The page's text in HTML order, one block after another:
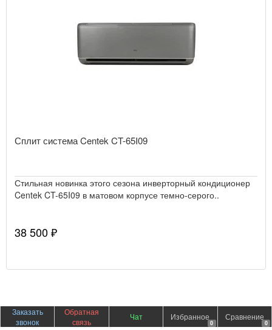
Сплит система Centek CT-65I09
Стильная новинка этого сезона инверторный кондиционер
Centek CT-65I09 в матовом корпусе темно-серого..
38 500 ₽
Заказать
звонок
Обратная
связь
Чат Избранное
0
Сравнение
0